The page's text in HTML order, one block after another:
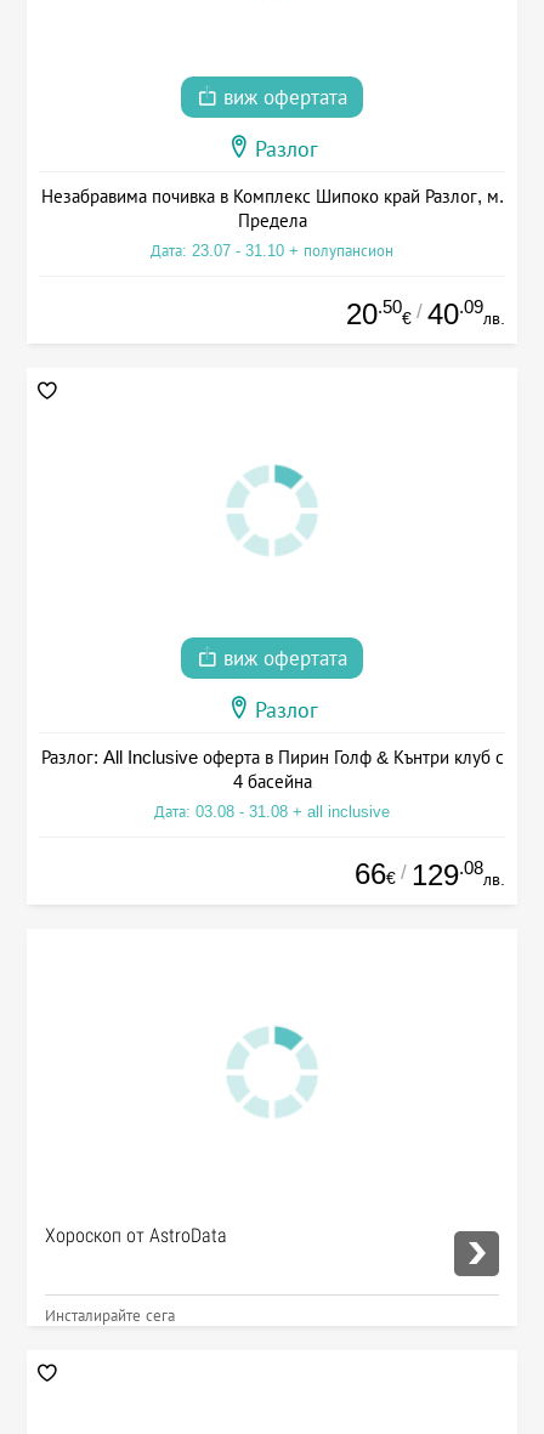
виж офертата
Разлог
Незабравима почивка в Комплекс Шипоко край Разлог, м.
Предела
Дата: 23.07 - 31.10 + полупансион
20.50
€ / 40.09
лв.
виж офертата
Разлог
Разлог: All Inclusive оферта в Пирин Голф & Кънтри клуб с
4 басейна
Дата: 03.08 - 31.08 + all inclusive
66€ / 129.08
лв.
Хороскоп от AstroData
Инсталирайте сега